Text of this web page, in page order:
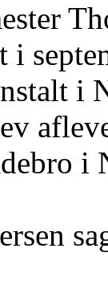
i
i
i